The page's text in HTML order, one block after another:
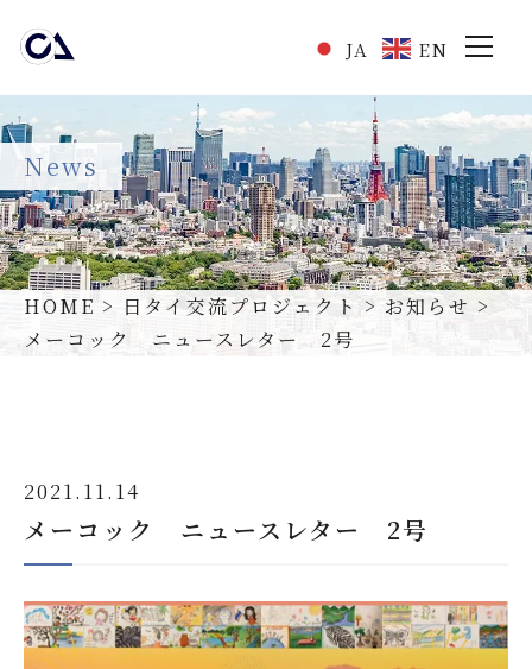
国際交流事業
新着情報
JA EN
News
HOME > 日タイ交流プロジェクト > お知らせ >
メーコック ニュースレター 2号
2021.11.14
メーコック ニュースレター 2号